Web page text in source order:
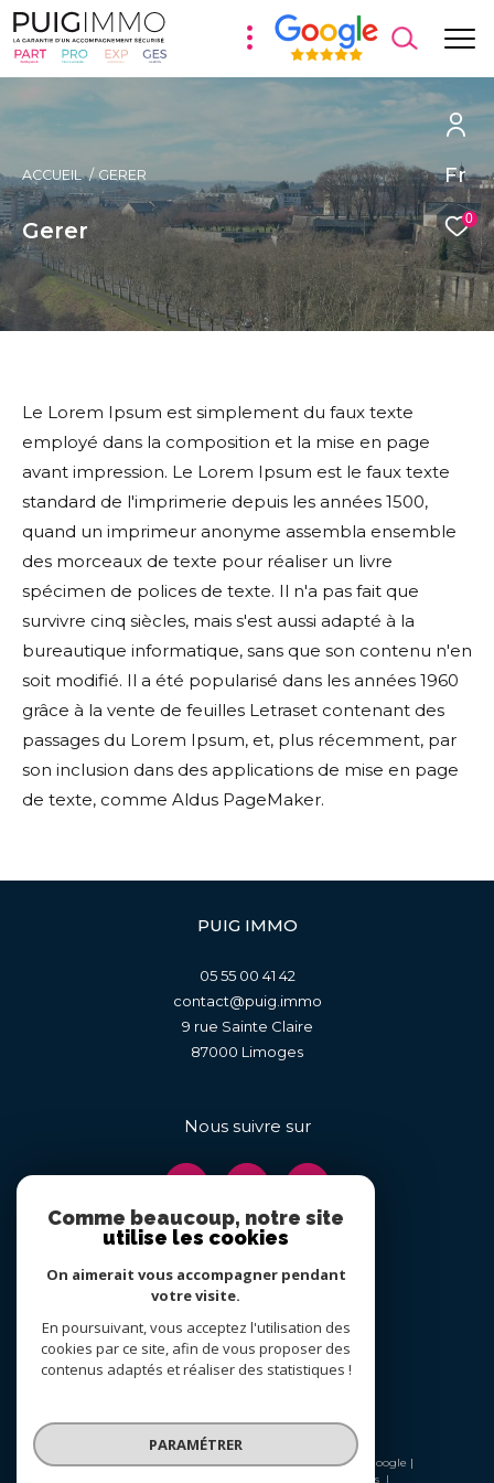
Fr
0
ACCUEIL GERER
Gerer
Le Lorem Ipsum est simplement du faux texte
employé dans la composition et la mise en page
avant impression. Le Lorem Ipsum est le faux texte
standard de l'imprimerie depuis les années 1500,
quand un imprimeur anonyme assembla ensemble
des morceaux de texte pour réaliser un livre
spécimen de polices de texte. Il n'a pas fait que
survivre cinq siècles, mais s'est aussi adapté à la
bureautique informatique, sans que son contenu n'en
soit modifié. Il a été popularisé dans les années 1960
grâce à la vente de feuilles Letraset contenant des
passages du Lorem Ipsum, et, plus récemment, par
son inclusion dans des applications de mise en page
de texte, comme Aldus PageMaker.
PUIG IMMO
05 55 00 41 42
contact@puig.immo
9 rue Sainte Claire
87000
limoges
Nous suivre sur
Adhérents
© 2026 | Tous droits réservés | Traduction powered by Google |
Mentions légales
Comme beaucoup, notre site
utilise les cookies
On aimerait vous accompagner pendant
votre visite.
En poursuivant, vous acceptez l'utilisation des
cookies par ce site, afin de vous proposer des
contenus adaptés et réaliser des statistiques !
PARAMÉTRER